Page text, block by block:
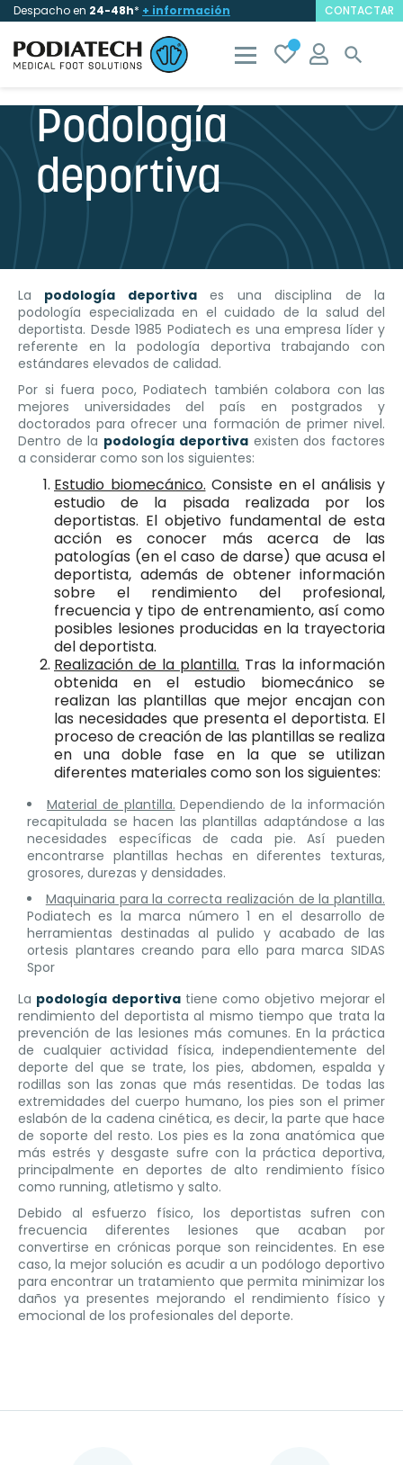
Despacho en 24-48h* + información CONTACTAR

Podología
deportiva
La podología deportivaes una disciplina de la
podología especializada en el cuidado de la salud del
deportista. Desde 1985 Podiatech es una empresa líder y
referente en la podología deportiva trabajando con
estándares elevados de calidad.
Por si fuera poco, Podiatech también colabora con las
mejores universidades del país en postgrados y
doctorados para ofrecer una formación de primer nivel.
Dentro de la podología deportivaexisten dos factores
a considerar como son los siguientes:
Estudio biomecánico. Consiste en el análisis y
estudio de la pisada realizada por los
deportistas. El objetivo fundamental de esta
acción es conocer más acerca de las
patologías (en el caso de darse) que acusa el
deportista, además de obtener información
sobre el rendimiento del profesional,
frecuencia y tipo de entrenamiento, así como
posibles lesiones producidas en la trayectoria
del deportista.
Realización de la plantilla. Tras la información
obtenida en el estudio biomecánico se
realizan las plantillas que mejor encajan con
las necesidades que presenta el deportista. El
proceso de creación de las plantillas se realiza
en una doble fase en la que se utilizan
diferentes materiales como son los siguientes:
Material de plantilla. Dependiendo de la información
recapitulada se hacen las plantillas adaptándose a las
necesidades específicas de cada pie. Así pueden
encontrarse plantillas hechas en diferentes texturas,
grosores, durezas y densidades.
Maquinaria para la correcta realización de la plantilla.
Podiatech es la marca número 1 en el desarrollo de
herramientas destinadas al pulido y acabado de las
ortesis plantares creando para ello para marca SIDAS
Spor
La podología deportivatiene como objetivo mejorar el
rendimiento del deportista al mismo tiempo que trata la
prevención de las lesiones más comunes. En la práctica
de cualquier actividad física, independientemente del
deporte del que se trate, los pies, abdomen, espalda y
rodillas son las zonas que más resentidas. De todas las
extremidades del cuerpo humano, los pies son el primer
eslabón de la cadena cinética, es decir, la parte que hace
de soporte del resto. Los pies es la zona anatómica que
más estrés y desgaste sufre con la práctica deportiva,
principalmente en deportes de alto rendimiento físico
como running, atletismo y salto.
Debido al esfuerzo físico, los deportistas sufren con
frecuencia diferentes lesiones que acaban por
convertirse en crónicas porque son reincidentes. En ese
caso, la mejor solución es acudir a un podólogo deportivo
para encontrar un tratamiento que permita minimizar los
daños ya presentes mejorando el rendimiento físico y
emocional de los profesionales del deporte.